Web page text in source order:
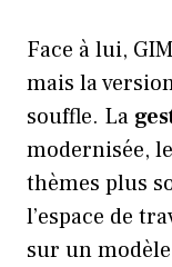
Face à lui,
mais la
souffle. La
modernisée,
thèmes plus
l’espace de
sur un